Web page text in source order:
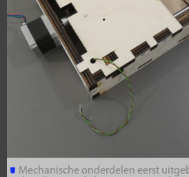
Mechanische onderdelen eerst